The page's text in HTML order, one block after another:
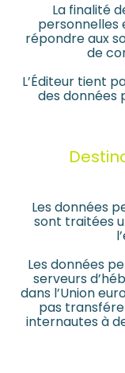
La finalité
personnelles
répondre aux
de
L’Éditeur tient
des données
Les données
sont traitées
Les données
serveurs
dans l’Union
pas
internautes à